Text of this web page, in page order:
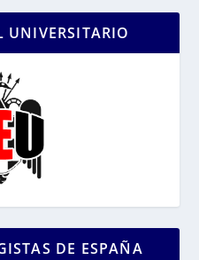
UNIVERSITARIO
DE ESPAÑA